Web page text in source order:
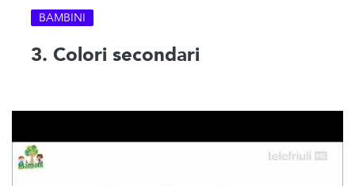
BAMBINI
3. Colori secondari